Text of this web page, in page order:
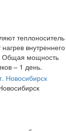
теплоноситель
внутреннего
Общая мощность
– 1 день.